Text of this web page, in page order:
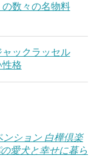
数々の名物料
ックラッセル
性格
ション 白樺倶楽
愛犬と幸せに暮ら